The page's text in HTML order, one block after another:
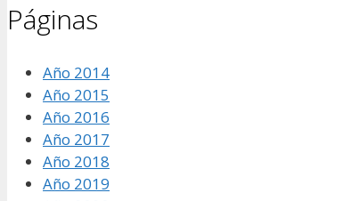
Páginas
Año 2014
Año 2015
Año 2016
Año 2017
Año 2018
Año 2019